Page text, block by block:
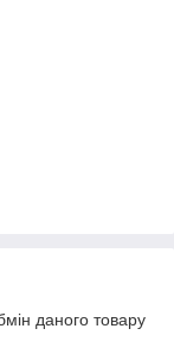
даного товару